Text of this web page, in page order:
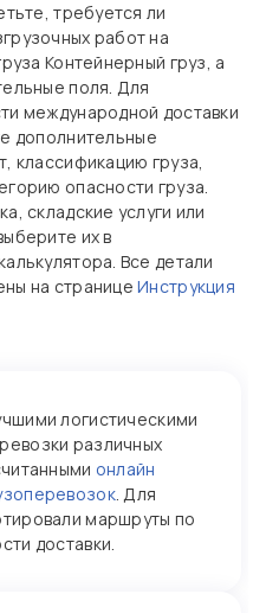
требуется ли
работ на
Контейнерный груз, а
поля. Для
международной доставки
дополнительные
классификацию груза,
опасности груза.
складские услуги или
их в
Все детали
на страницеИнструкция
логистическими
различных
онлайн
. Для
маршруты по
доставки.